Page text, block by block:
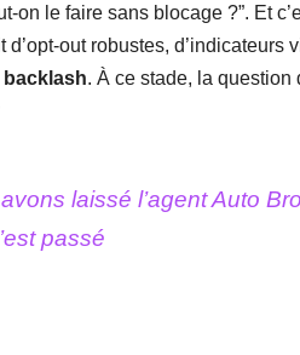
on le faire sans blocage ?”. Et
d’opt-out robustes, d’indicateurs
backlash. À ce stade, la
laissé l’agent Auto
passé